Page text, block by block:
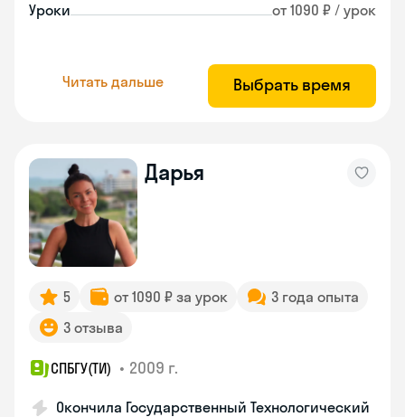
Уроки от 1090 ₽ / урок
Читать дальше Выбрать время
Дарья
5 от 1090 ₽ за урок
3 года опыта
3 отзыва
СПБГУ(ТИ) • 2009 г.
Окончила Государственный Технологический